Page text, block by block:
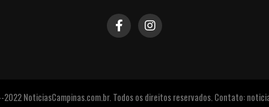
NoticiasCampinas.com.br. Todos os direitos reservados. Contato: